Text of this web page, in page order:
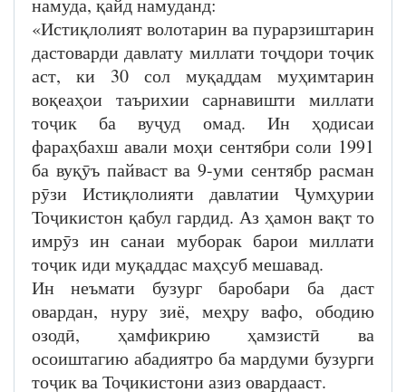
«Истиқлолият волотарин ва пурарзиштарин
дастоварди давлату миллати тоҷдори тоҷик
аст, ки 30 сол муқаддам муҳимтарин
воқеаҳои таърихии сарнавишти миллати
тоҷик ба вуҷуд омад. Ин ҳодисаи
фараҳбахш авали моҳи сентябри соли 1991
ба вуқӯъ пайваст ва 9-уми сентябр расман
рӯзи Истиқлолияти давлатии Ҷумҳурии
Тоҷикистон қабул гардид. Аз ҳамон вақт то
имрӯз ин санаи муборак барои миллати
тоҷик иди муқаддас маҳсуб мешавад.
Ин неъмати бузург баробари ба даст
овардан, нуру зиё, меҳру вафо, ободию
озодӣ, ҳамфикрию ҳамзистӣ ва
осоиштагию абадиятро ба мардуми бузурги
тоҷик ва Тоҷикистони азиз овардааст.